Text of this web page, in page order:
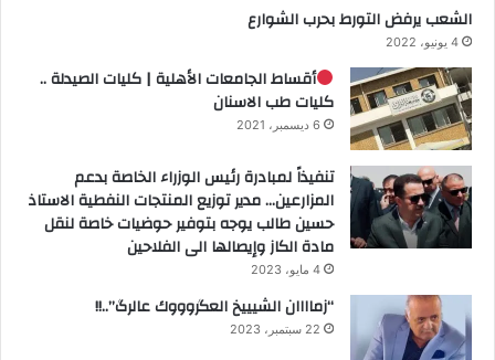
الشعب يرفض التورط بحرب الشوارع
4 يونيو، 2022
أقساط الجامعات الأهلية | كليات الصيدلة ..
كليات طب الاسنان
6 ديسمبر، 2021
تنفيذاً لمبادرة رئيس الوزراء الخاصة بدعم
المزارعين… مدير توزيع المنتجات النفطية الاستاذ
حسين طالب يوجه بتوفير حوضيات خاصة لنقل
مادة الكاز وإيصالها الى الفلاحين
4 مايو، 2023
“زماااان الشيييخ العگروووك عالرگ”..!!
22 سبتمبر، 2023